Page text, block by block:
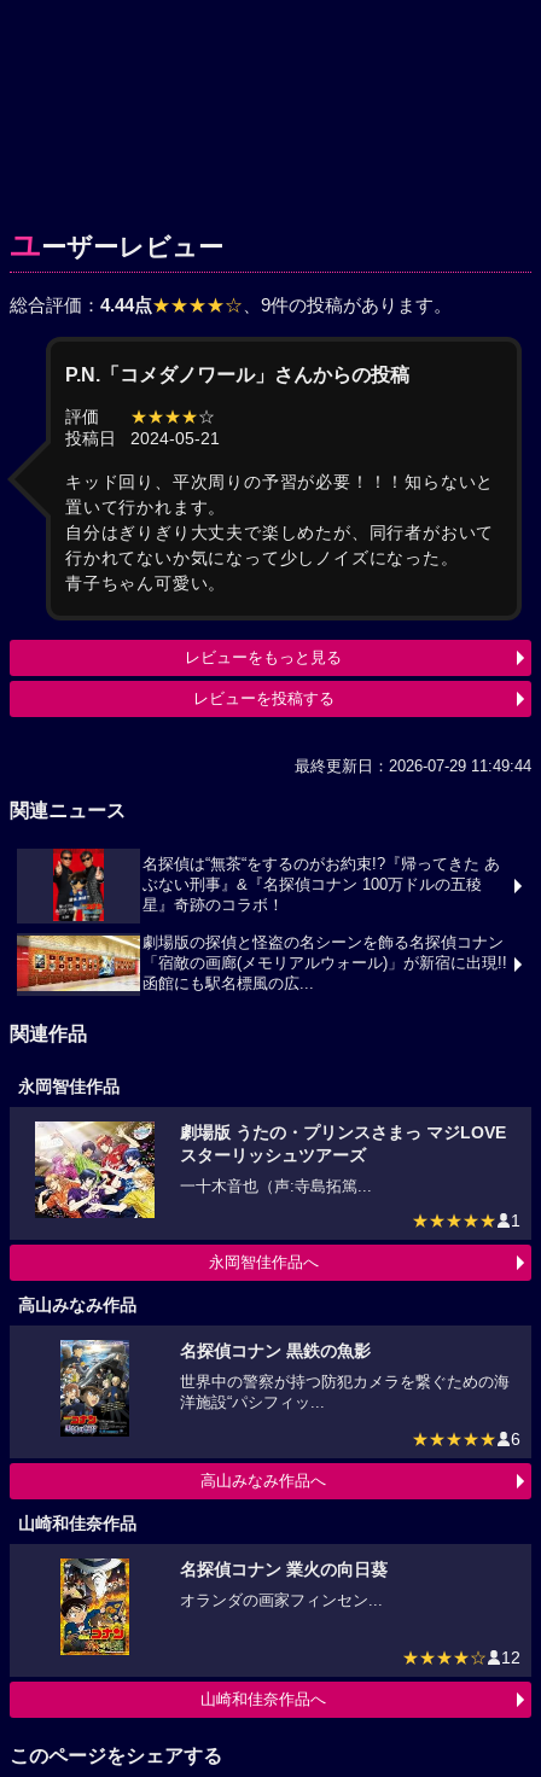
ユーザーレビュー
総合評価： 4.44点★★★★☆ 、9件の投稿があります。
P.N.「コメダノワール」さんからの投稿
評価 ★★★★☆
投稿日
2024-05-21
キッド回り、平次周りの予習が必要！！！知らないと
置いて行かれます。
自分はぎりぎり大丈夫で楽しめたが、同行者がおいて
行かれてないか気になって少しノイズになった。
青子ちゃん可愛い。
レビューをもっと見る
レビューを投稿する
最終更新日：2026-07-29 11:49:44
関連ニュース
名探偵は“無茶“をするのがお約束!?『帰ってきた あ
ぶない刑事』&『名探偵コナン 100万ドルの五稜
星』奇跡のコラボ！
劇場版の探偵と怪盗の名シーンを飾る名探偵コナン
「宿敵の画廊(メモリアルウォール)」が新宿に出現!!
函館にも駅名標風の広...
関連作品
永岡智佳作品
劇場版 うたの・プリンスさまっ マジLOVE
スターリッシュツアーズ
一十木音也（声:寺島拓篤...
★★★★★ 1
永岡智佳作品へ
高山みなみ作品
名探偵コナン 黒鉄の魚影
世界中の警察が持つ防犯カメラを繋ぐための海
洋施設“パシフィッ...
★★★★★ 6
高山みなみ作品へ
山崎和佳奈作品
名探偵コナン 業火の向日葵
オランダの画家フィンセン...
★★★★☆ 12
山崎和佳奈作品へ
このページをシェアする